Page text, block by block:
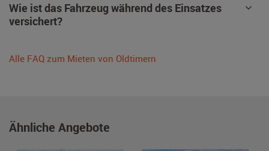
Wie ist das Fahrzeug während des Einsatzes
versichert?
Alle FAQ zum Mieten von Oldtimern
Ähnliche Angebote